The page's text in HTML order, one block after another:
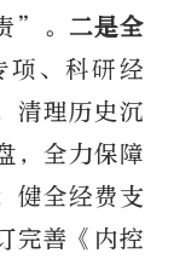
”。 二是全
项、科研经
清理历史沉
，全力保障
健全经费支
完善《内控